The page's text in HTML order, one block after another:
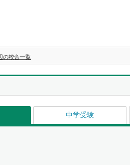
の校舎一覧
中学受験